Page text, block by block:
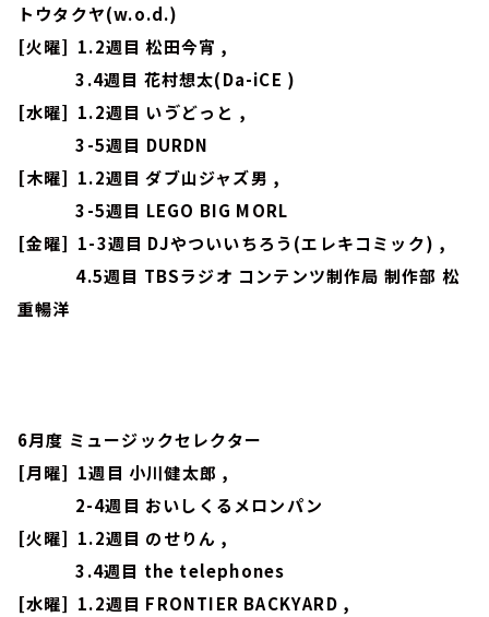
トウタクヤ(w.o.d.)
[火曜] 1.2週目 松田今宵 ,
3.4週目 花村想太(Da-iCE )
[水曜] 1.2週目 いゔどっと ,
3-5週目 DURDN
[木曜] 1.2週目 ダブ山ジャズ男 ,
3-5週目 LEGO BIG MORL
[金曜] 1-3週目 DJやついいちろう(エレキコミック) ,
4.5週目 TBSラジオ コンテンツ制作局 制作部 松
重暢洋
6月度 ミュージックセレクター
[月曜] 1週目 小川健太郎 ,
2-4週目 おいしくるメロンパン
[火曜] 1.2週目 のせりん ,
3.4週目 the telephones
[水曜] 1.2週目 FRONTIER BACKYARD ,